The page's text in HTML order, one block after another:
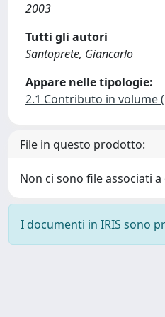
2003
Tutti gli autori
Santoprete, Giancarlo
Appare nelle tipologie:
2.1 Contributo in volume
File in questo prodotto:
Non ci sono file associati
I documenti in IRIS sono